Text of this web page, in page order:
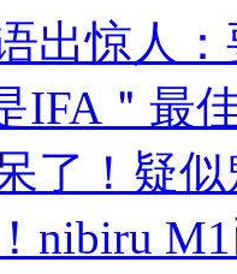
出惊人
IFA＂最
了！疑
nibiru